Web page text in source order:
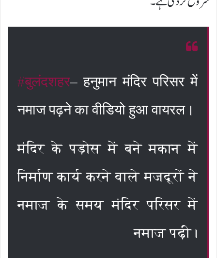
#बुलंदशहर– हनुमान मंदिर परिसर में
नमाज पढ़ने का वीडियो हुआ वायरल।
मंदिर के पड़ोस में बने मकान में
निर्माण कार्य करने वाले मजदूरों ने
नमाज के समय मंदिर परिसर में
नमाज पढ़ी।